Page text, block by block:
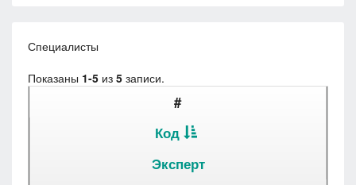
Специалисты
Показаны 1-5 из 5 записи.
#
Код
Эксперт